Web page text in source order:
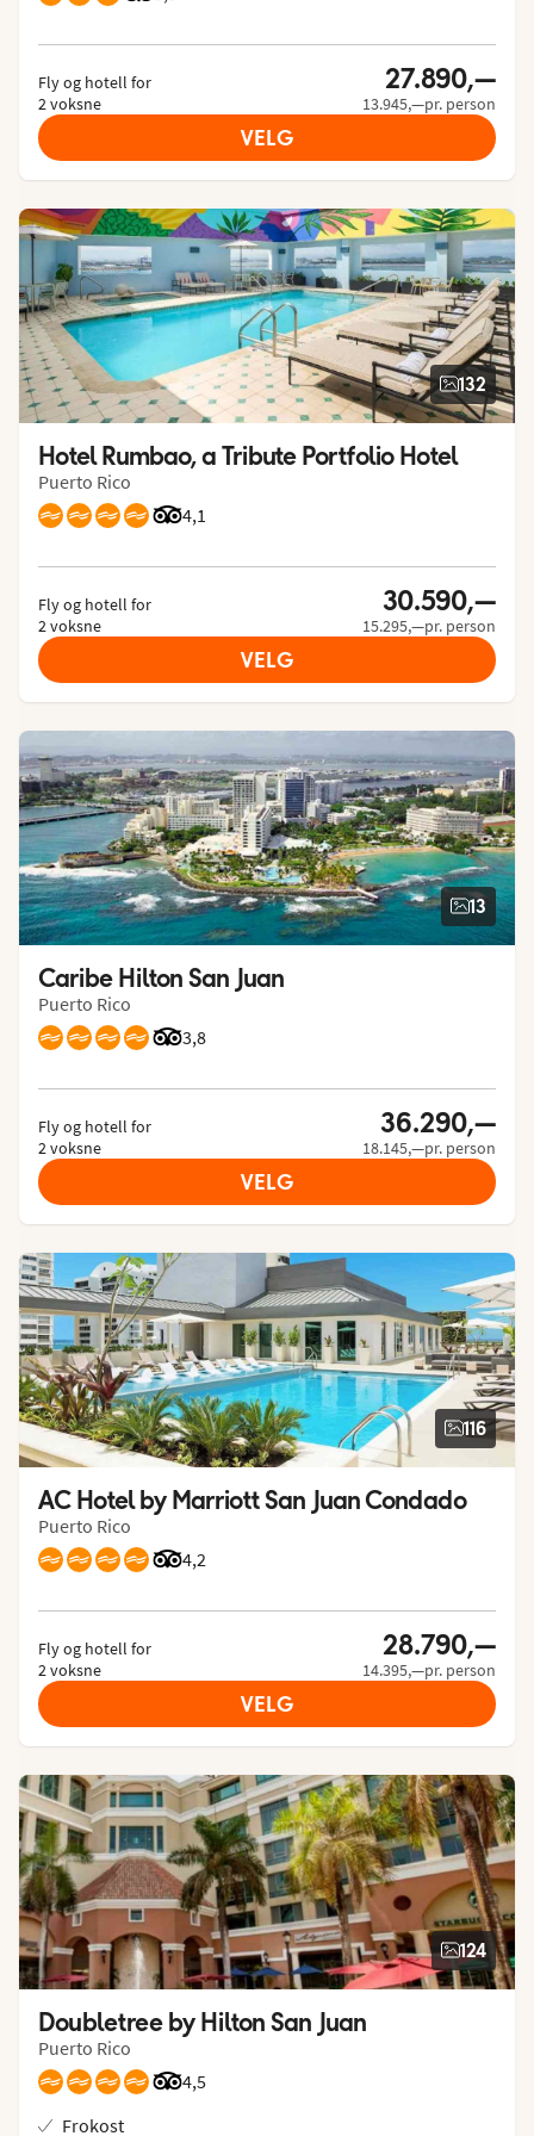
Fly og hotell for
2 voksne
27.890,—
13.945,—pr. person
VELG
132
Hotel Rumbao, a Tribute Portfolio Hotel
Puerto Rico
4,1
Vurdering fra Tripadvisor: 4.1 of 5
Fly og hotell for
2 voksne
30.590,—
15.295,—pr. person
VELG
13
Caribe Hilton San Juan
Puerto Rico
3,8
Vurdering fra Tripadvisor: 3.8 of 5
Fly og hotell for
2 voksne
36.290,—
18.145,—pr. person
VELG
116
AC Hotel by Marriott San Juan Condado
Puerto Rico
4,2
Vurdering fra Tripadvisor: 4.2 of 5
Fly og hotell for
2 voksne
28.790,—
14.395,—pr. person
VELG
124
Doubletree by Hilton San Juan
Puerto Rico
4,5
Vurdering fra Tripadvisor: 4.5 of 5
Frokost